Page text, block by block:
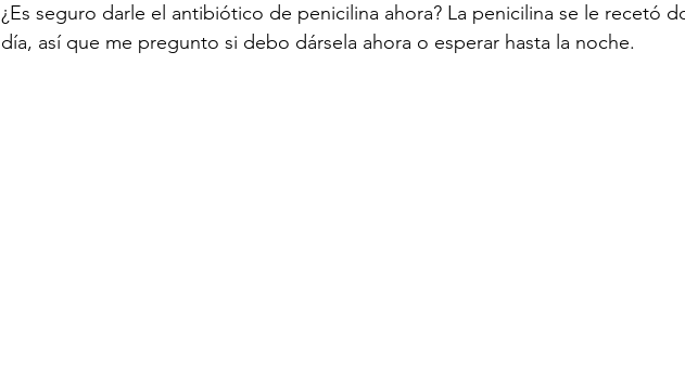
¿Es seguro darle el antibiótico de penicilina ahora? La penicilina se le recetó
día, así que me pregunto si debo dársela ahora o esperar hasta la noche.